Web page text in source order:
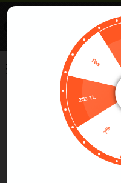
Endodonti
Uygulamada
Alfa Group Dental
Ücretsiz -Google
7%
Pas